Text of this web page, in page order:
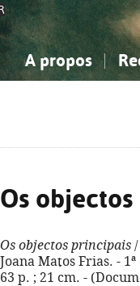
A propos
Os
Os objectos principais
Joana Matos Frias. -
63 p. ; 21 cm. -